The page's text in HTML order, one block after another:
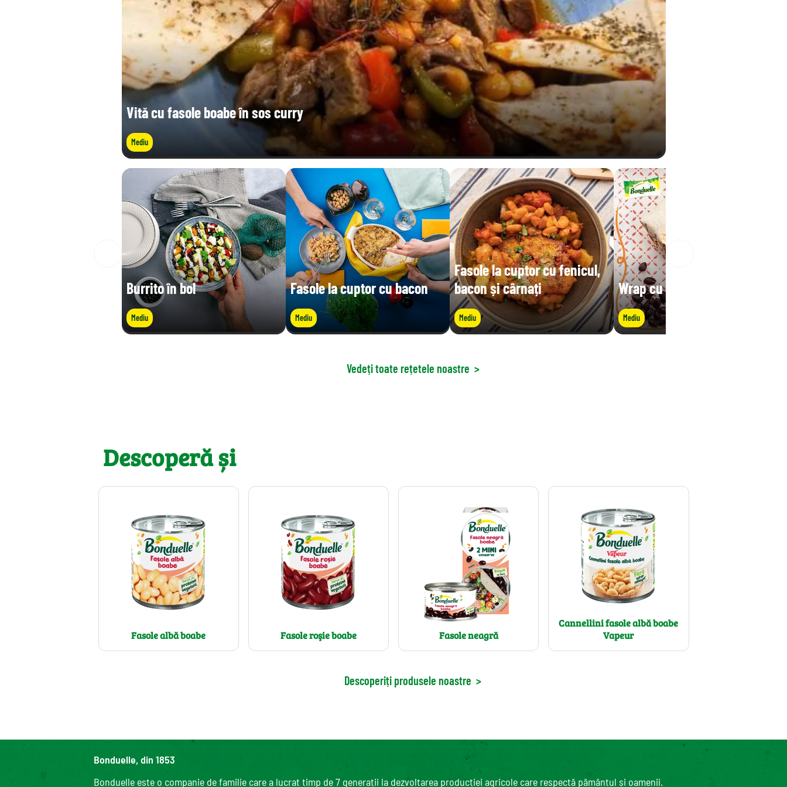
Vită cu fasole boabe în sos curry
Mediu
Burrito în bol
Mediu
Fasole la cuptor cu bacon
Mediu
Fasole la cuptor cu fenicul,
bacon și cârnați
Mediu
Wrap cu fasole neagră
Mediu
Vedeți toate rețetele noastre >
Descoperă și
Fasole albă boabe Fasole roşie boabe Fasole neagră
Cannellini fasole albă boabe
Vapeur
Descoperiți produsele noastre >
Bonduelle, din 1853
Bonduelle este o companie de familie care a lucrat timp de 7 generații la dezvoltarea producției agricole care respectă pământul și oamenii.